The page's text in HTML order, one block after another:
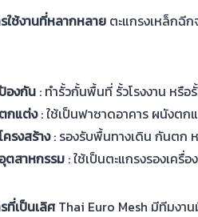
ใช้งานที่หลากหลาย ตะแกรงเหล็กฉีก
องกัน : ทำรั้วกั้นพื้นที่ รั้วโรงงาน หรือ
กแต่ง: ใช้เป็นฟาซาดอาคาร ผนังต
ครงสร้าง: รองรับพื้นทางเดิน กันตก
ตสาหกรรม : ใช้เป็นตะแกรงรองเครื่
ที่เป็นเลิศThai Euro Mesh มีทีมงา